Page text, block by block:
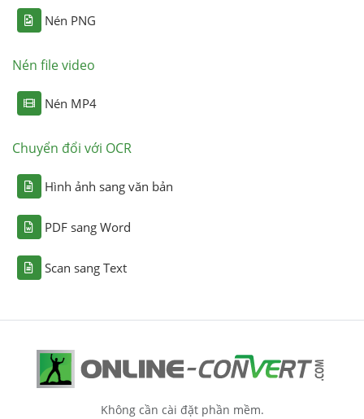
Nén PNG
Nén file video
Nén MP4
Chuyển đổi với OCR
Hình ảnh sang văn bản
PDF sang Word
Scan sang Text
Không cần cài đặt phần mềm.